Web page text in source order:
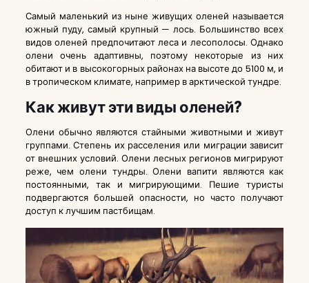
Самый маленький из ныне живущих оленей называется
южный пуду, самый крупный — лось. Большинство всех
видов оленей предпочитают леса и лесополосы. Однако
олени очень адаптивны, поэтому некоторые из них
обитают и в высокогорных районах на высоте до 5100 м, и
в тропическом климате, например в арктической тундре.
Как живут эти виды оленей?
Олени обычно являются стайными животными и живут
группами. Степень их расселения или миграции зависит
от внешних условий. Олени лесных регионов мигрируют
реже, чем олени тундры. Олени вапити являются как
постоянными, так и мигрирующими. Пешие туристы
подвергаются большей опасности, но часто получают
доступ к лучшим пастбищам.